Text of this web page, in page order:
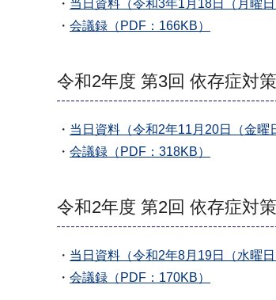
・ 当日資料（令和3年1月18日（月曜
・ 会議録（PDF：166KB）
令和2年度 第3回 依存症対
・ 当日資料（令和2年11月20日（金曜
・ 会議録（PDF：318KB）
令和2年度 第2回 依存症対
・ 当日資料（令和2年8月19日（水曜
・ 会議録（PDF：170KB）